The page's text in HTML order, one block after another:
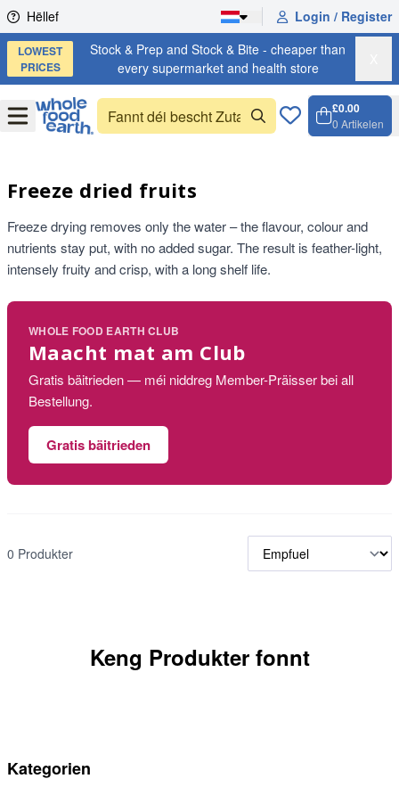
Skip to content
Hëllef Login / Register
LOWEST
PRICES
Stock & Prep and Stock & Bite - cheaper than
every supermarket and health store
OpenMenu
£0.00
0 Artikelen
Freeze dried fruits
Freeze drying removes only the water – the flavour, colour and
nutrients stay put, with no added sugar. The result is feather-light,
intensely fruity and crisp, with a long shelf life.
WHOLE FOOD EARTH CLUB
Maacht mat am Club
Gratis bäitrieden — méi niddreg Member-Präisser bei all
Bestellung.
Gratis bäitrieden
Kategorien
0 Produkter
Keng Produkter fonnt